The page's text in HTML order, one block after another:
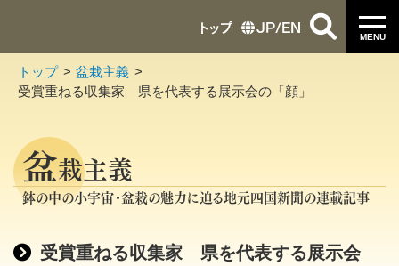
MENU
トップ JP/EN
トップ
盆栽主義
受賞重ねる収集家 県を代表する展示会の「顔」
盆栽主義
鉢の中の小宇宙・盆栽の魅力に迫る地元四国新聞の連載記事
受賞重ねる収集家 県を代表する展示会